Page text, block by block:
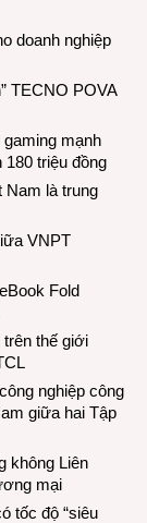
doanh nghiệp
TECNO POVA
mạnh
triệu đồng
Nam là trung
VNPT
Fold
trên thế giới
nghiệp công
giữa hai Tập
không Liên
mại
tốc độ “siêu